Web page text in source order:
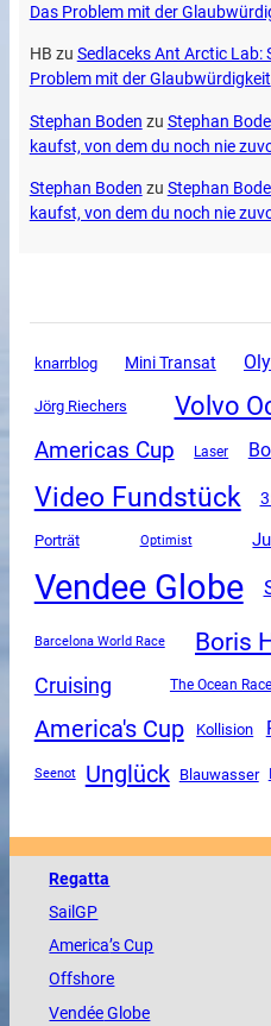
Das Problem mit der
HB zu Sedlaceks Ant Arctic Lab:
Problem mit der Glaubwürdigkeit
Stephan Boden zu Stephan
kaufst, von dem du noch nie
Stephan Boden zu Stephan
kaufst, von dem du noch nie
knarrblog Mini Transat
Jörg Riechers Volvo
Americas Cup Laser
Video Fundstück
Porträt Optimist
Vendee Globe
Barcelona World Race Boris
Cruising The Ocean Race
America's Cup Kollision
Seenot Unglück Blauwasser
Regatta
SailGP
America’s Cup
Offshore
VendéeGlobe